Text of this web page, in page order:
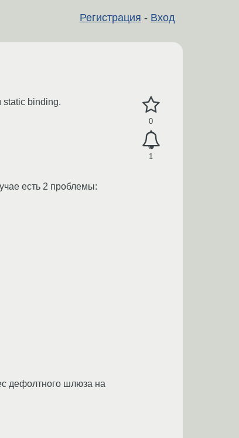
Регистрация - Вход
0
1
static binding.
есть 2 проблемы:
дефолтного шлюза на